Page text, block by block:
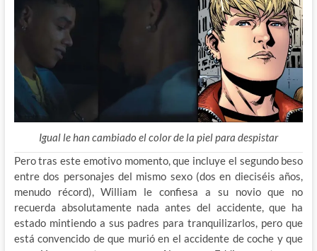
Igual le han cambiado el color de la piel para despistar
Pero tras este emotivo momento, que incluye el segundo beso
entre dos personajes del mismo sexo (dos en dieciséis años,
menudo récord), William le confiesa a su novio que no
recuerda absolutamente nada antes del accidente, que ha
estado mintiendo a sus padres para tranquilizarlos, pero que
está convencido de que murió en el accidente de coche y que